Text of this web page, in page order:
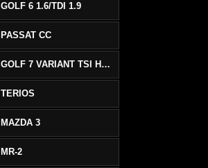
GOLF 6 1.6/TDI 1.9
PASSAT CC
GOLF 7 VARIANT TSI HIGHLINE/R-LINE
TERIOS
MAZDA 3
MR-2